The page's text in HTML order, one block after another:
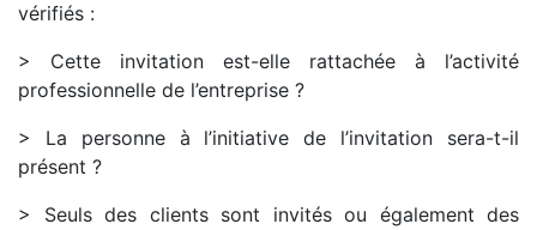
vérifiés :
> Cette invitation est-elle rattachée à l’activité
professionnelle de l’entreprise ?
> La personne à l’initiative de l’invitation sera-t-il
présent ?
> Seuls des clients sont invités ou également des